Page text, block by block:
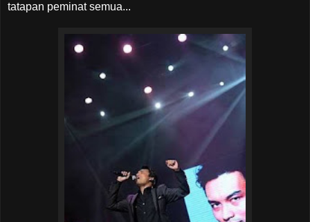
tatapan peminat semua...